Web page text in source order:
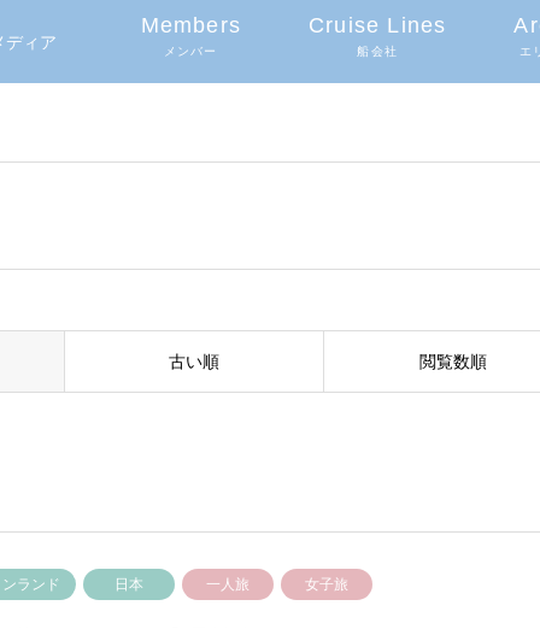
ディア
Members
メンバー
Cruise Lines
船会社 エ
古い順 閲覧数順
ランド 日本 一人旅 女子旅